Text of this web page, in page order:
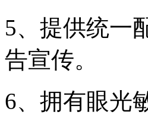
5、提供统一
告宣传。
6、拥有眼光